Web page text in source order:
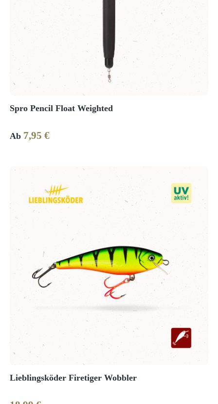
Spro Pencil Float Weighted
Regulärer Preis:
Ab 7,95 €
Lieblingsköder Firetiger Wobbler